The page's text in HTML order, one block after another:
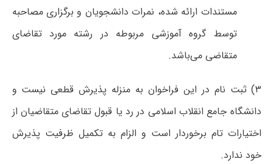
مستندات ارائه شده، نمرات دانشجویان و برگزاری مصاحبه
توسط گروه آموزشی مربوطه در رشته مورد تقاضای
متقاضی می‌باشد.
۳) ثبت نام در این فراخوان به منزله پذیرش قطعی نیست و
دانشگاه جامع انقلاب اسلامی در رد یا قبول تقاضای متقاضیان از
اختیارات تام برخوردار است و الزام به تکمیل ظرفیت پذیرش
خود ندارد.